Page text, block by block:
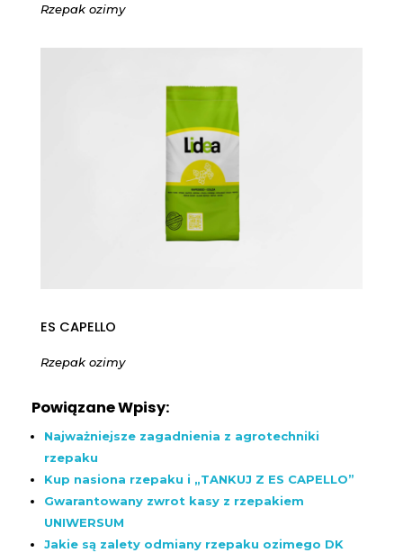
Rzepak ozimy
ES CAPELLO
Rzepak ozimy
Powiązane Wpisy:
Najważniejsze zagadnienia z agrotechniki
rzepaku
Kup nasiona rzepaku i „TANKUJ Z ES CAPELLO”
Gwarantowany zwrot kasy z rzepakiem
UNIWERSUM
Jakie są zalety odmiany rzepaku ozimego DK